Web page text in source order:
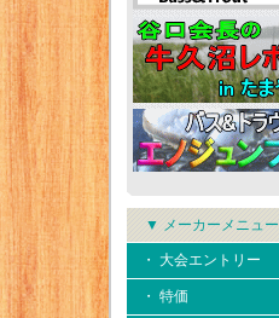
▼ メーカーメニュー
・ 大会エントリー
・ 特価